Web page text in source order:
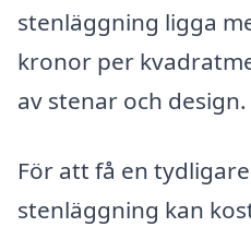
stenläggning ligga
kronor per
av stenar och design.
För att få en
stenläggning kan